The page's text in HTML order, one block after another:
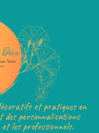
et pratiques en
des personnalisations
les professionnels.